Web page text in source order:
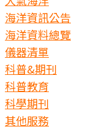
海洋資訊公告
海洋資料總覽
儀器清單
科普&期刊
科普教育
科學期刊
其他服務